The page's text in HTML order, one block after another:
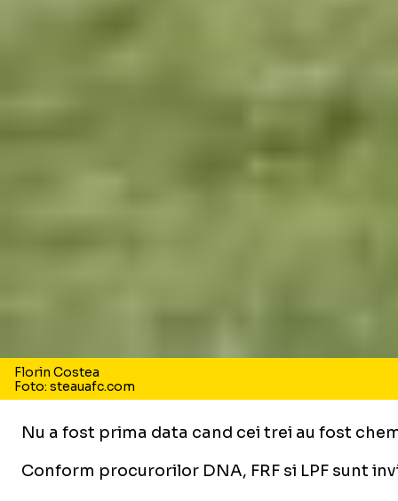
Florin Costea
Foto: steauafc.com
Nu a fost prima data cand cei trei au fost
Conform procurorilor DNA, FRF si LPF sunt